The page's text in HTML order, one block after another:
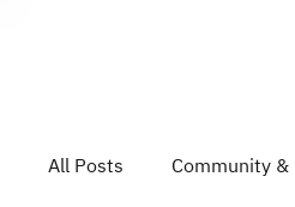
All Posts Community